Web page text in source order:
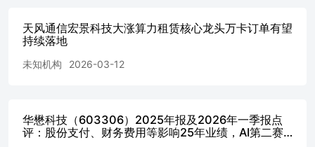
天风通信宏景科技大涨算力租赁核心龙头万卡订单有望
持续落地
未知机构 2026-03-12
华懋科技（603306）2025年报及2026年一季报点
评：股份支付、财务费用等影响25年业绩，AI第二赛